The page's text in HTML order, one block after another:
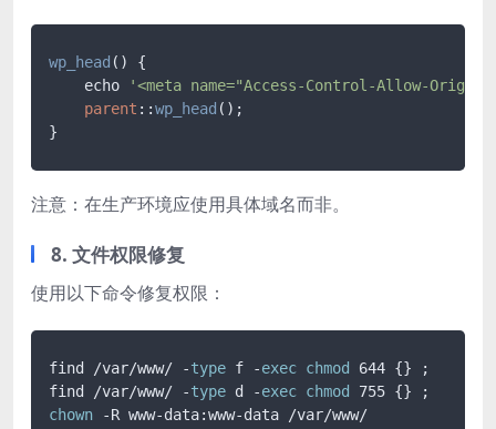
wp_head ( ) {
    echo
'<meta name="Access-Control-Allow-
parent ::wp_head ();
注意：在生产环境应使用具体域名而非。
8. 文件权限修复
使用以下命令修复权限：
find /var/www/ -type f -exec chmod
644 {} ;
find /var/www/ -type d -exec chmod
chown